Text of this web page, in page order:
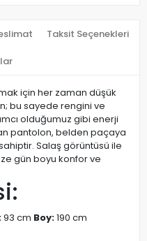
Taksit Seçenekleri
için her zaman düşük
bu sayede rengini ve
olduğumuz gibi enerji
pantolon, belden paçaya
Salaş görüntüsü ile
gün boyu konfor ve
93 cm Boy:190 cm